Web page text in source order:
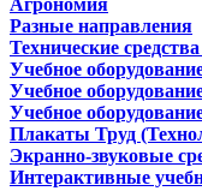
Агрономия
Разные направления
Технические
Учебное
Учебное
Учебное
Плакаты Труд
Экранно-звуковые
Интерактивные